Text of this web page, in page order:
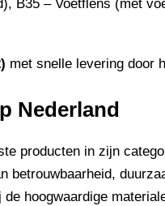
B35 – Voetflens (met
met snelle levering door
Nederland
producten in zijn
betrouwbaarheid,
hoogwaardige